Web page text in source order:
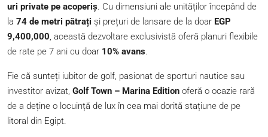
uri private pe acoperiș . Cu dimensiuni ale unităților începând de
la 74 de metri pătrați și prețuri de lansare de la doar EGP
9,400,000 , această dezvoltare exclusivistă oferă planuri flexibile
de rate pe 7 ani cu doar 10% avans
Fie că sunteți iubitor de golf, pasionat de sporturi nautice sau
investitor avizat, Golf Town – Marina Edition oferă o ocazie rară
de a deține o locuință de lux în cea mai dorită stațiune de pe
litoral din Egipt.